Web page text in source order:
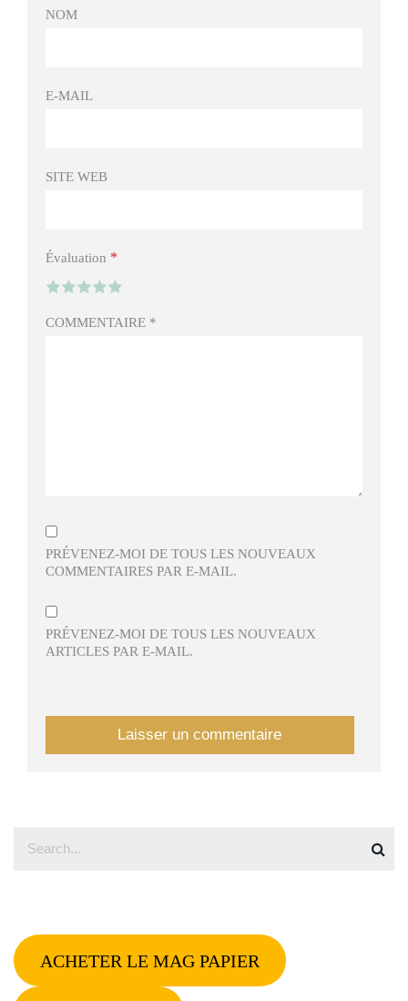
NOM
E-MAIL
SITE WEB
Évaluation *
COMMENTAIRE *
PRÉVENEZ-MOI DE TOUS LES NOUVEAUX
COMMENTAIRES PAR E-MAIL.
PRÉVENEZ-MOI DE TOUS LES NOUVEAUX
ARTICLES PAR E-MAIL.
ACHETER LE MAG PAPIER